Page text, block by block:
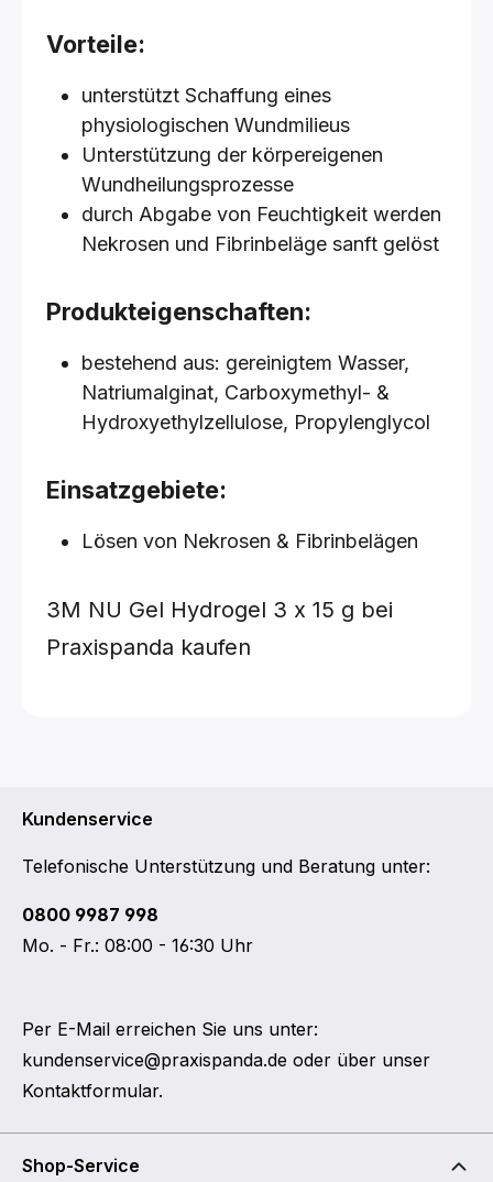
Vorteile:
unterstützt Schaffung eines
physiologischen Wundmilieus
Unterstützung der körpereigenen
Wundheilungsprozesse
durch Abgabe von Feuchtigkeit werden
Nekrosen und Fibrinbeläge sanft gelöst
Produkteigenschaften:
bestehend aus: gereinigtem Wasser,
Natriumalginat, Carboxymethyl- &
Hydroxyethylzellulose, Propylenglycol
Einsatzgebiete:
Lösen von Nekrosen & Fibrinbelägen
3M NU Gel Hydrogel 3 x 15 g bei
Praxispanda kaufen
Kundenservice
Telefonische Unterstützung und Beratung unter:
0800 9987 998
Mo. - Fr.: 08:00 - 16:30 Uhr
Per E-Mail erreichen Sie uns unter:
kundenservice@praxispanda.de oder über unser
Kontaktformular.
Shop-Service